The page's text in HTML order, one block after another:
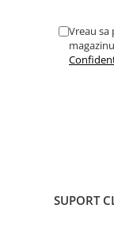
Vreau
SUPORT